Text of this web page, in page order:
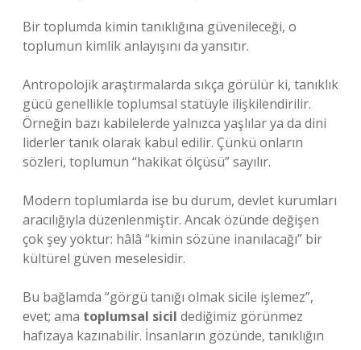
Bir toplumda kimin tanıklığına güvenileceği, o
toplumun kimlik anlayışını da yansıtır.
Antropolojik araştırmalarda sıkça görülür ki, tanıklık
gücü genellikle toplumsal statüyle ilişkilendirilir.
Örneğin bazı kabilelerde yalnızca yaşlılar ya da dini
liderler tanık olarak kabul edilir. Çünkü onların
sözleri, toplumun “hakikat ölçüsü” sayılır.
Modern toplumlarda ise bu durum, devlet kurumları
aracılığıyla düzenlenmiştir. Ancak özünde değişen
çok şey yoktur: hâlâ “kimin sözüne inanılacağı” bir
kültürel güven meselesidir.
Bu bağlamda “görgü tanığı olmak sicile işlemez”,
evet; ama toplumsal sicil dediğimiz görünmez
hafızaya kazınabilir. İnsanların gözünde, tanıklığın